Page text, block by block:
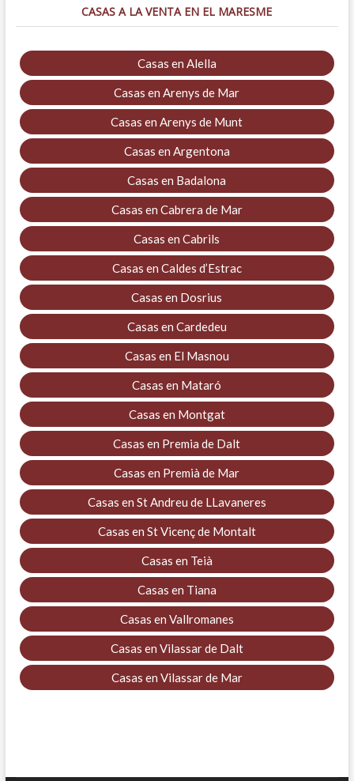
CASAS A LA VENTA EN EL MARESME
Casas en Alella
Casas en Arenys de Mar
Casas en Arenys de Munt
Casas en Argentona
Casas en Badalona
Casas en Cabrera de Mar
Casas en Cabrils
Casas en Caldes d’Estrac
Casas en Dosrius
Casas en Cardedeu
Casas en El Masnou
Casas en Mataró
Casas en Montgat
Casas en Premia de Dalt
Casas en Premià de Mar
Casas en St Andreu de LLavaneres
Casas en St Vicenç de Montalt
Casas en Teià
Casas en Tiana
Casas en Vallromanes
Casas en Vilassar de Dalt
Casas en Vilassar de Mar